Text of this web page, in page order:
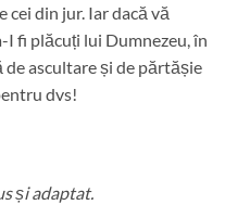
cei din jur. Iar dacă vă
I fi plăcuți lui Dumnezeu, în
de ascultare și de părtășie
dvs!
și adaptat.